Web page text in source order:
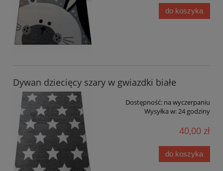
do koszyka
Dywan dziecięcy szary w gwiazdki białe
Dostępność: na wyczerpaniu
Wysyłka w:24 godziny
40,00 zł
do koszyka